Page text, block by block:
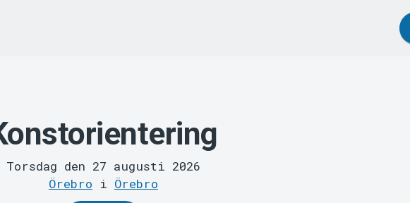
Torsdag den 27 augusti 2026
Örebro i Örebro